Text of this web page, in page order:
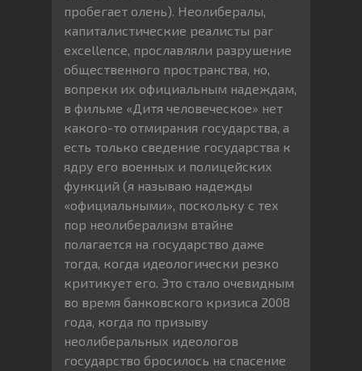
пробегает олень). Неолибералы,
капиталистические реалисты par
excellence, прославляли разрушение
общественного пространства, но,
вопреки их официальным надеждам,
в фильме «Дитя человеческое» нет
какого-то отмирания государства, а
есть только сведение государства к
ядру его военных и полицейских
функций (я называю надежды
«официальными», поскольку с тех
пор неолиберализм втайне
полагается на государство даже
тогда, когда идеологически резко
критикует его. Это стало очевидным
во время банковского кризиса 2008
года, когда по призыву
неолиберальных идеологов
государство бросилось на спасение